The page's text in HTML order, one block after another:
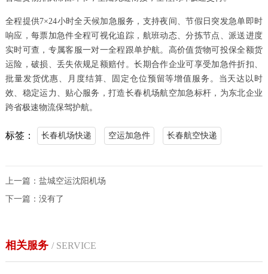
全程提供7×24小时全天候加急服务，支持夜间、节假日突发急单即时
响应，每票加急件全程可视化追踪，航班动态、分拣节点、派送进度
实时可查，专属客服一对一全程跟单护航。高价值货物可投保全额货
运险，破损、丢失依规足额赔付。长期合作企业可享受加急件折扣、
批量发货优惠、月度结算、固定仓位预留等增值服务。当天达以时
效、稳定运力、贴心服务，打造长春机场航空加急标杆，为东北企业
跨省极速物流保驾护航。
标签： 长春机场快递 空运加急件 长春航空快递
上一篇： 盐城空运沈阳机场
下一篇：没有了
相关服务 / SERVICE